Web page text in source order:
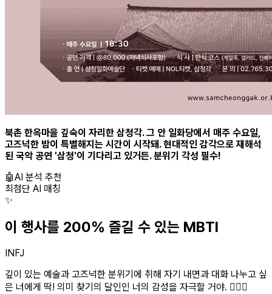
북촌 한옥마을 깊숙이 자리한 삼청각. 그 안 일화당에서 매주 수요일,
고즈넉한 밤이 특별해지는 시간이 시작돼. 현대적인 감각으로 재해석
된 국악 공연 '삼청'이 기다리고 있거든. 분위기 각성 필수!
🤖AI 분석 추천
최첨단 AI 매칭
✨
이 행사를 200% 즐길 수 있는 MBTI
INFJ
깊이 있는 예술과 고즈넉한 분위기에 취해 자기 내면과 대화 나누고 싶
은 너에게 딱! 의미 찾기의 달인인 너의 감성을 자극할 거야. 🧘‍♀️✨